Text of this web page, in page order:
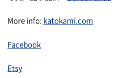
More info: katokami.com
Facebook
Etsy